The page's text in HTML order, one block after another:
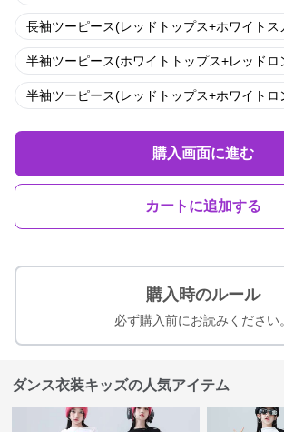
長袖ツーピース(レッドトップス+ホワイトス
半袖ツーピース(ホワイトトップス+レッドロ
半袖ツーピース(レッドトップス+ホワイトロ
購入画面に進む
カートに追加する
購入時のルール
必ず購入前にお読みください。
ダンス衣装キッズの人気アイテム